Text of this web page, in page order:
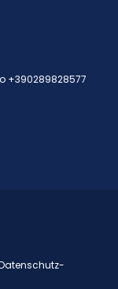
+390289828577